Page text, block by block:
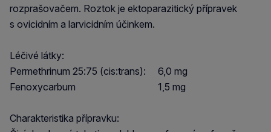
rozprašovačem. Roztok je ektoparazitický přípravek
s ovicidním a larvicidním účinkem.
Léčivé látky:
Permethrinum 25:75 (cis:trans): 6,0 mg
Fenoxycarbum 1,5 mg
Charakteristika přípravku: